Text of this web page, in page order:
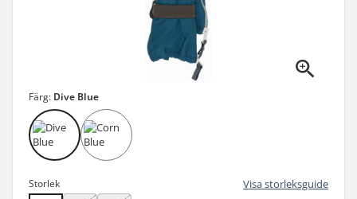
Färg: Dive Blue
Storlek Visa storleksguide